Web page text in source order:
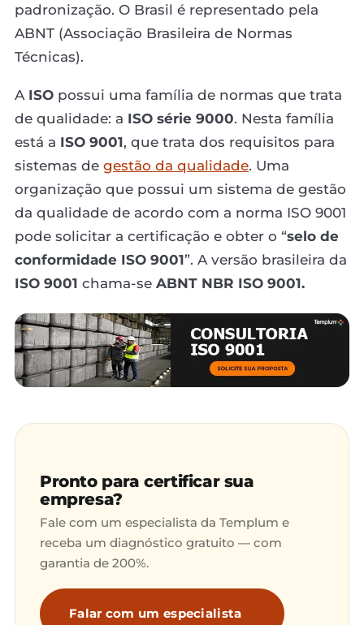
padronização. O Brasil é representado pela
ABNT (Associação Brasileira de Normas
Técnicas).
A ISO possui uma família de normas que trata
de qualidade: a ISO série 9000. Nesta família
está a ISO 9001, que trata dos requisitos para
sistemas de gestão da qualidade. Uma
organização que possui um sistema de gestão
da qualidade de acordo com a norma ISO 9001
pode solicitar a certificação e obter o “selo de
conformidade ISO 9001”. A versão brasileira da
ISO 9001 chama-se ABNT NBR ISO 9001.
Pronto para certificar sua
empresa?
Fale com um especialista da Templum e
receba um diagnóstico gratuito — com
garantia de 200%.
Falar com um especialista